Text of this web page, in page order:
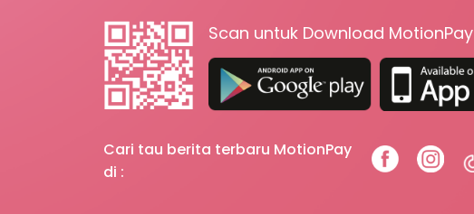
Scan untuk Download MotionPay
Cari tau berita terbaru MotionPay
di :